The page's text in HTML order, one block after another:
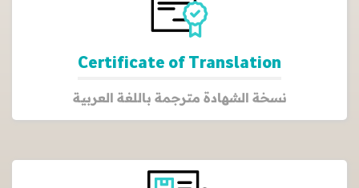
Certificate of Translation
نسخة الشهادة مترجمة باللغة العربية